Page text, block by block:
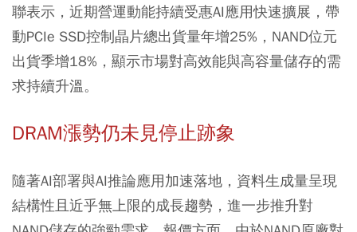
聯表示，近期營運動能持續受惠AI應用快速擴展，帶
動PCIe SSD控制晶片總出貨量年增25%，NAND位元
出貨季增18%，顯示市場對高效能與高容量儲存的需
求持續升溫。
DRAM漲勢仍未見停止跡象
隨著AI部署與AI推論應用加速落地，資料生成量呈現
結構性且近乎無上限的成長趨勢，進一步推升對